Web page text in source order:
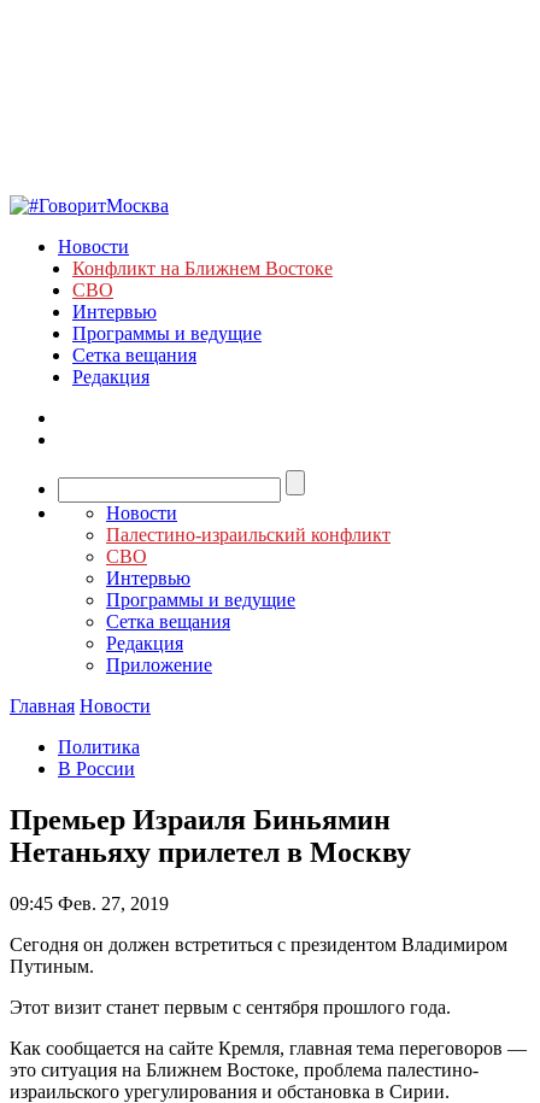
Новости
Конфликт на Ближнем Востоке
СВО
Интервью
Программы и ведущие
Сетка вещания
Редакция
Новости
Палестино-израильский конфликт
СВО
Интервью
Программы и ведущие
Сетка вещания
Редакция
Приложение
Главная Новости
Политика
В России
Премьер Израиля Биньямин
Нетаньяху прилетел в Москву
09:45 Фев. 27, 2019
Сегодня он должен встретиться с президентом Владимиром
Путиным.
Этот визит станет первым с сентября прошлого года.
Как сообщается на сайте Кремля, главная тема переговоров —
это ситуация на Ближнем Востоке, проблема палестино-
израильского урегулирования и обстановка в Сирии.